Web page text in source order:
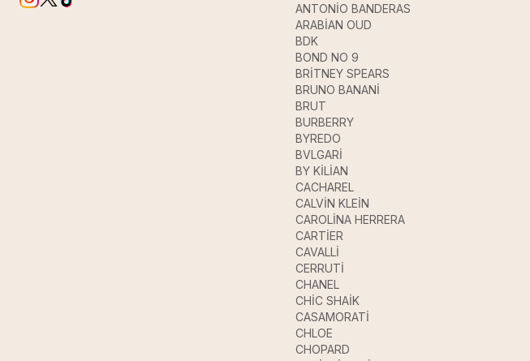
ANTONİO BANDERAS
ARABİAN OUD
BDK
BOND NO 9
BRİTNEY SPEARS
BRUNO BANANİ
BRUT
BURBERRY
BYREDO
BVLGARİ
BY KİLİAN
CACHAREL
CALVİN KLEİN
CAROLİNA HERRERA
CARTİER
CAVALLİ
CERRUTİ
CHANEL
CHİC SHAİK
CASAMORATİ
CHLOE
CHOPARD